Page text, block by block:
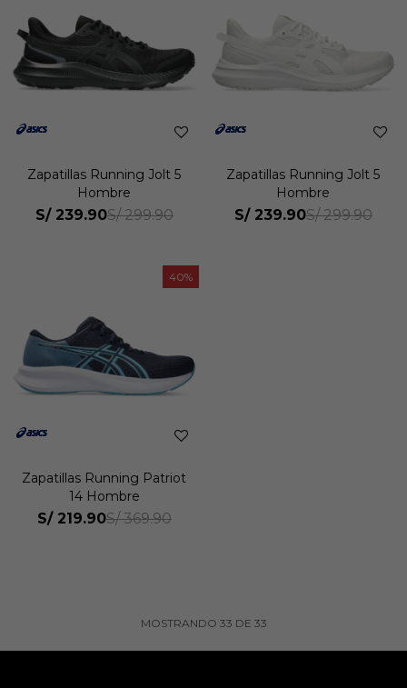
Zapatillas Running Jolt 5
Hombre
S/ 239.90S/ 299.90
Zapatillas Running Jolt 5
Hombre
S/ 239.90S/ 299.90
40
Zapatillas Running Patriot
14 Hombre
S/ 219.90S/ 369.90
MOSTRANDO 33 DE 33